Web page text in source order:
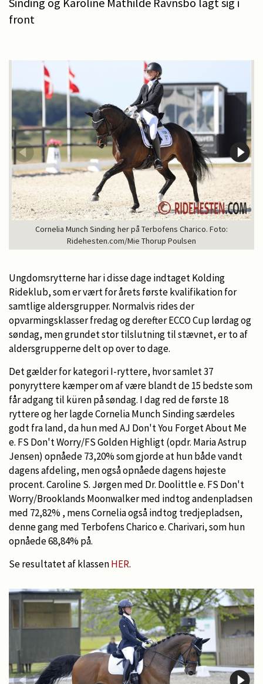
front
Cornelia Munch Sinding her på Terbofens Charico. Foto:
Ridehesten.com/Mie Thorup Poulsen
Ungdomsrytterne har i disse dage indtaget Kolding
Rideklub, som er vært for årets første kvalifikation for
samtlige aldersgrupper. Normalvis rides der
opvarmingsklasser fredag og derefter ECCO Cup lørdag og
søndag, men grundet stor tilslutning til stævnet, er to af
aldersgrupperne delt op over to dage.
Det gælder for kategori I-ryttere, hvor samlet 37
ponyryttere kæmper om af være blandt de 15 bedste som
får adgang til küren på søndag. I dag red de første 18
ryttere og her lagde Cornelia Munch Sinding særdeles
godt fra land, da hun med AJ Don't You Forget About Me
e. FS Don't Worry/FS Golden Highligt (opdr. Maria Astrup
Jensen) opnåede 73,20% som gjorde at hun både vandt
dagens afdeling, men også opnåede dagens højeste
procent. Caroline S. Jørgen med Dr. Doolittle e. FS Don't
Worry/Brooklands Moonwalker med indtog andenpladsen
med 72,82% , mens Cornelia også indtog tredjepladsen,
denne gang med Terbofens Charico e. Charivari, som hun
opnåede 68,84% på.
Se resultatet af klassenHER.